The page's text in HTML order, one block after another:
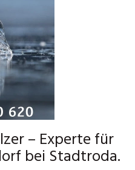
– Experte für
bei Stadtroda.